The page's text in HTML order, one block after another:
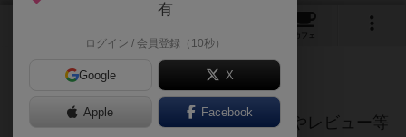
カフェ
ご協力ください
当サイトに掲載されている作品説明文やレビュー等
有
ログイン / 会員登録（10秒）
Google X
Apple Facebook